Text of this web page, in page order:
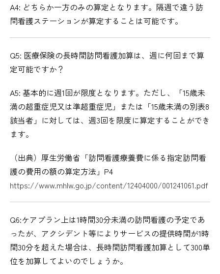
A4: どちらか一方のみの算定となります。隔週で違う訪
問看護ステーションが算定することは可能です。
Q5: 医療保険の長時間訪問看護加算は、週に何回まで算
定可能ですか？
A5: 基本的に週1回が限度となります。ただし、「15歳未
満の超重症児又は準超重症児」または「15歳未満の別表8
該当者」に対しては、週3回を限度に算定することができ
ます。
（出典）厚生労働省「訪問看護療養費に係る指定訪問看
護の費用の額の算定方法」P4
https://www.mhlw.go.jp/content/12404000/001241061.pdf
Q6:ケアプラン上は1時間30分未満の訪問看護の予定であ
ったが、アクシデント等によりサービスの提供時間が1時
間30分を超えた場合は、長時間訪問看護加算として300単
位を加算してよいのでしょうか。